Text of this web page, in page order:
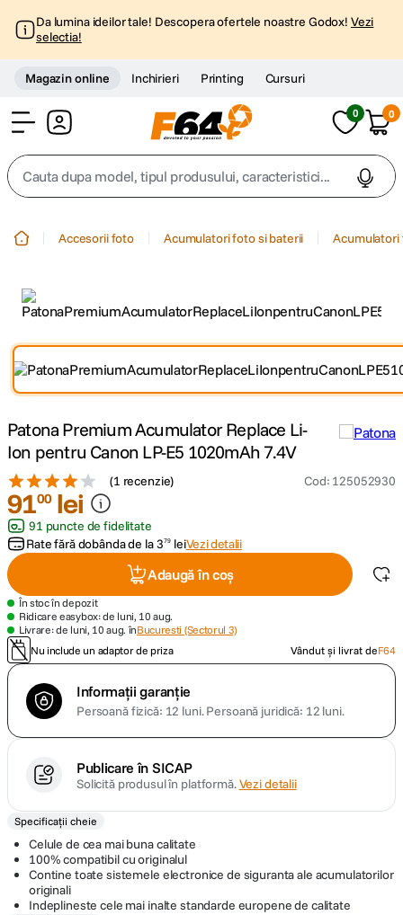
Da lumina ideilor tale! Descopera ofertele noastre Godox! Vezi
selectia!
Magazin online Inchirieri Printing Cursuri
0 0
Cauta dupa model, tipul produsului, caracteristici...
2. trepied
4. peak design
canon sx740 hs
6. lavaliera
7. sony fx
card memorie
9. dji mic mini
10 . dji osmo
Accesorii foto Acumulatori foto si baterii
Patona Premium Acumulator Replace Li-
Ion pentru Canon LP-E5 1020mAh 7.4V
(1 recenzie) Cod: 125052930
9100 lei
91 puncte de fidelitate
Rate fără dobânda de la379 leiVezi detalii
Adaugă în coș
În stoc în depozit
Ridicare easybox: de luni, 10 aug.
Livrare: de luni, 10 aug. înBucuresti (Sectorul 3)
Nu include un adaptor de priza
Vândut și livrat deF64
Informații garanție
Persoană fizică: 12 luni.Persoană juridică: 12 luni.
Publicare în SICAP
Solicită produsul în platformă.Vezi detalii
Specificații cheie
Celule de cea mai buna calitate
100% compatibil cu originalul
Contine toate sistemele electronice de siguranta ale acumulatorilor
originali
Indeplineste cele mai inalte standarde europene de calitate